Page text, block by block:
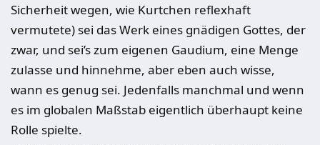
Sicherheit we­gen, wie Kurtchen reflexhaft
vermutete) sei das Werk eines gnädigen Gottes, der
zwar, und sei’s zum eigenen Gaudium, eine Menge
zulasse und hinneh­me, aber eben auch wisse,
wann es genug sei. Jedenfalls manchmal und wenn
es im globalen Maßstab eigentlich überhaupt keine
Rolle spielte.